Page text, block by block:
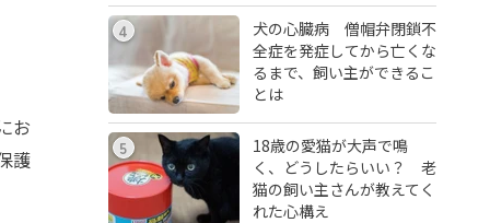
お
護
4
犬の心臓病 僧帽弁閉鎖不
全症を発症してから亡くな
るまで、飼い主ができるこ
とは
5
18歳の愛猫が大声で鳴
く、どうしたらいい？ 老
猫の飼い主さんが教えてく
れた心構え